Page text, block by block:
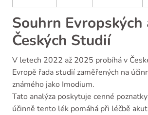
Souhrn Evropských
Českých Studií
V letech 2022 až 2025 probíhá v
Evropě řada studií zaměřených na
známého jako Imodium.
Tato analýza poskytuje cenné
účinně tento lék pomáhá při léčbě